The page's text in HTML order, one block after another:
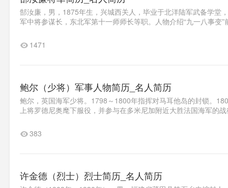
郜汝廉，男，1875年生，兴城西关人，毕业于北洋陆军武备学堂
军中将参谋长，东北军第十一师师长等职。人物介绍“九一八事变
1471
鲍尔（少将）军事人物简历_名人简历
鲍尔，英国海军少将。1798～1800年指挥对马耳他岛的封锁。
上将罗德尼奥麾下服役，并参与在多米尼加附近大胜法国海军的
383
许金德（烈士）烈士简历_名人简历